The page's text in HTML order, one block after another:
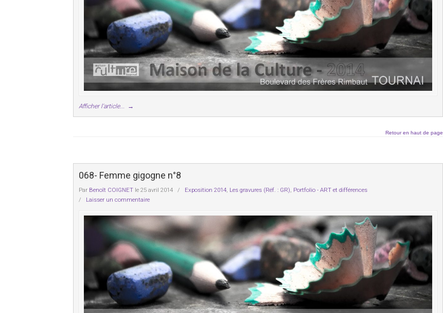
Afficher l'article... →
Retour en haut de page
068- Femme gigogne n°8
Par Benoît COIGNET le 25 avril 2014 / Exposition 2014, Les gravures (Réf. : GR), Portfolio - ART et différences
/ Laisser un commentaire